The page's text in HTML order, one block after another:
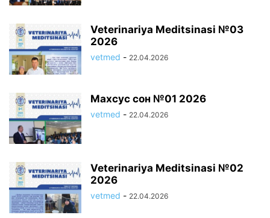
Veterinariya Meditsinasi №03
2026
vetmed - 22.04.2026
Махсус сон №01 2026
vetmed - 22.04.2026
Veterinariya Meditsinasi №02
2026
vetmed - 22.04.2026